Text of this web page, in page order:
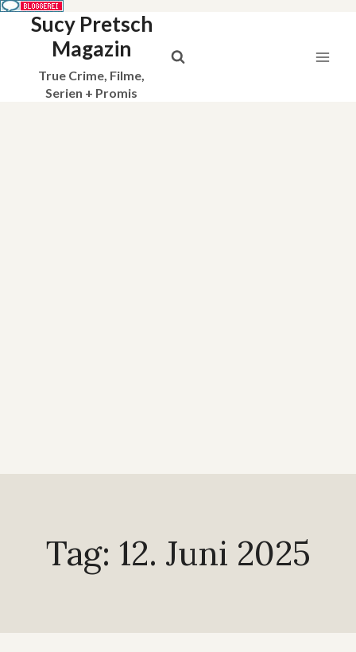
Sucy Pretsch
Magazin
True Crime, Filme,
Serien + Promis
Tag: 12. Juni 2025